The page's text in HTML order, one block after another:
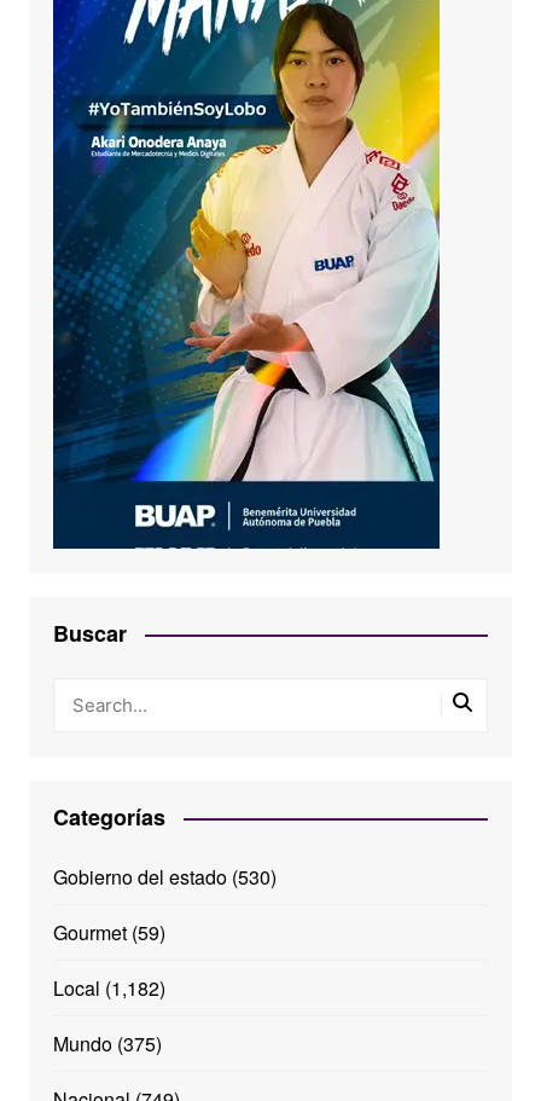
Buscar
Categorías
Gobierno del estado(530)
Gourmet(59)
Local (1,182)
Mundo(375)